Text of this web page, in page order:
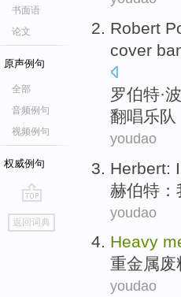
书面语
论文
原声例句
全部
音频例句
视频例句
权威例句
go
top
返回词典
Robert
cover
罗伯特·
翻唱乐队
youdao
Herbert: I
赫伯特 ：
youdao
Heavy
重金属废
youdao